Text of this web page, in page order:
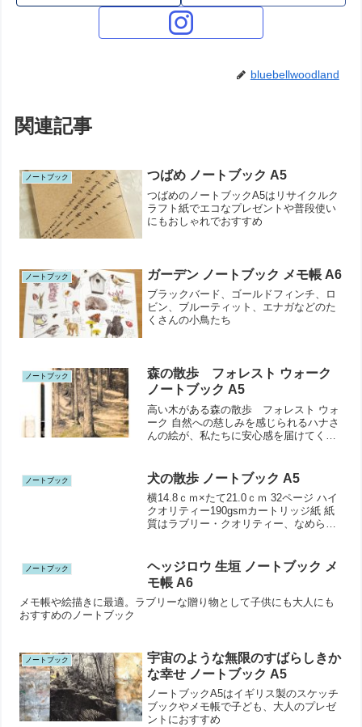
bluebellwoodland
関連記事
ノートブック つばめ ノートブック A5
つばめのノートブックA5はリサイクルク
ラフト紙でエコなプレゼントや普段使い
にもおしゃれでおすすめ
ノートブック ガーデン ノートブック メモ帳 A6
ブラックバード、ゴールドフィンチ、ロ
ビン、ブルーティット、エナガなどのた
くさんの小鳥たち
ノートブック
森の散歩 フォレスト ウォーク
ノートブック A5
高い木がある森の散歩 フォレスト ウォ
ーク 自然への慈しみを感じられるハナさ
んの絵が、私たちに安心感を届けてくれ
ノートブック 犬の散歩 ノートブック A5
横14.8ｃｍ×たて21.0ｃｍ 32ページ ハイ
クオリティー190gsmカートリッジ紙 紙
質はラブリー・クオリティー、なめらか
ノートブック
ヘッジロウ 生垣 ノートブック メ
モ帳 A6
メモ帳や絵描きに最適。ラブリーな贈り物として子供にも大人にも
おすすめのノートブック
ノートブック
宇宙のような無限のすばらしきか
な幸せ ノートブック A5
ノートブックA5はイギリス製のスケッチ
ブックやメモ帳で子ども、大人のプレゼ
ントにおすすめ